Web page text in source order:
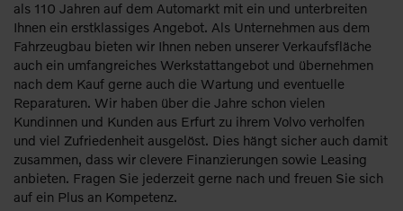
als 110 Jahren auf dem Automarkt mit ein und unterbreiten
Ihnen ein erstklassiges Angebot. Als Unternehmen aus dem
Fahrzeugbau bieten wir Ihnen neben unserer Verkaufsfläche
auch ein umfangreiches Werkstattangebot und übernehmen
nach dem Kauf gerne auch die Wartung und eventuelle
Reparaturen. Wir haben über die Jahre schon vielen
Kundinnen und Kunden aus Erfurt zu ihrem Volvo verholfen
und viel Zufriedenheit ausgelöst. Dies hängt sicher auch damit
zusammen, dass wir clevere Finanzierungen sowie Leasing
anbieten. Fragen Sie jederzeit gerne nach und freuen Sie sich
auf ein Plus an Kompetenz.